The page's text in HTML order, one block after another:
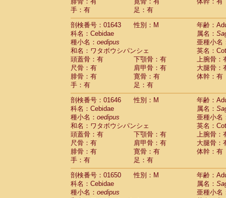
CercopithecidaeMacaca sinica (0)
CercopithecidaeMacaca sylvanus
CercopithecidaeMacaca thibetana (0)
Cercopithecidae Macaca tonkeana (0)
Cercopithecidae hybrid(1)
Cercopithecidae (0)
CercopithecidaeAllenopithecus
CercopithecidaeCercopithecus
CercopithecidaeCercopithecus
CercopithecidaeCercopithecus
CercopithecidaeCercopithecus diana
CercopithecidaeCercopithecus
Cercopithecidae
Cercopithecus
Cercopithecidae
Cercopithecus mitis
CercopithecidaeCercopithecus mitis
CercopithecidaeCercopithecus mitis
CercopithecidaeCercopithecus mona
CercopithecidaeCercopithecus
CercopithecidaeCercopithecus
CercopithecidaeCercopithecus
Cercopithecidae
Cercopithecusspp.(0)
Cercopithecidae
Chlorocebus
手：有
足：有
剖検番号：01643
性別：M
年齢：
科名：Cebidae
属名：
種小名： oedipus
亜種小名
和名：ワタボウシパンシェ
英名：
頭蓋骨：有
下顎骨：有
上腕骨：
尺骨：有
肩甲骨：有
大腿骨：
腓骨：有
寛骨：有
体幹：有
手：有
足：有
剖検番号：01646
性別：M
年齢：
科名：Cebidae
属名：
種小名： oedipus
亜種小名
和名：ワタボウシパンシェ
英名：
頭蓋骨：有
下顎骨：有
上腕骨：
尺骨：有
肩甲骨：有
大腿骨：
腓骨：有
寛骨：有
体幹：有
手：有
足：有
剖検番号：01650
性別：M
年齢：
科名：Cebidae
属名：
種小名： oedipus
亜種小名